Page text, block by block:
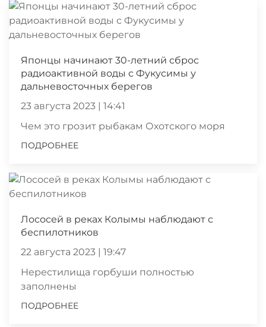
Японцы начинают 30-летний сброс
радиоактивной воды с Фукусимы у
дальневосточных берегов
23 августа 2023 | 14:41
Чем это грозит рыбакам Охотского моря
ПОДРОБНЕЕ
Лососей в реках Колымы наблюдают с
беспилотников
22 августа 2023 | 19:47
Нерестилища горбуши полностью
заполнены
ПОДРОБНЕЕ